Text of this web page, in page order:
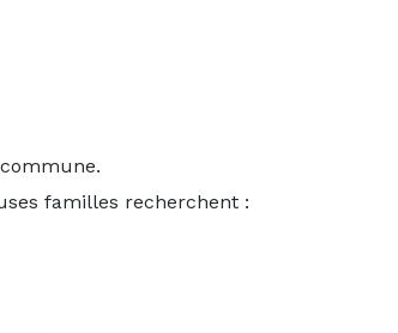
familles recherchent :